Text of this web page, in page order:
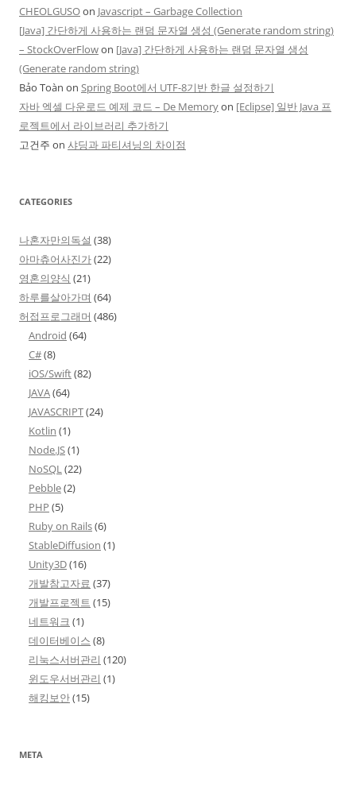
CHEOLGUSOon Javascript – Garbage Collection
[Java] 간단하게 사용하는 랜덤 문자열 생성 (Generate random string)
– StockOverFlowon [Java] 간단하게 사용하는 랜덤 문자열 생성
(Generate random string)
Bảo Toàn on Spring Boot에서 UTF-8기반 한글 설정하기
자바 엑셀 다운로드 예제 코드 – De Memoryon [Eclipse] 일반 Java 프
로젝트에서 라이브러리 추가하기
고건주 on 샤딩과 파티셔닝의 차이점
CATEGORIES
나혼자만의독설 (38)
아마츄어사진가(22)
영혼의양식 (21)
하루를살아가며 (64)
허접프로그래머 (486)
Android (64)
C#(8)
iOS/Swift(82)
JAVA(64)
JAVASCRIPT(24)
Kotlin (1)
Node.JS(1)
NoSQL(22)
Pebble(2)
PHP (5)
Ruby on Rails(6)
StableDiffusion (1)
Unity3D(16)
개발참고자료 (37)
개발프로젝트 (15)
네트워크 (1)
데이터베이스 (8)
리눅스서버관리 (120)
윈도우서버관리 (1)
해킹보안(15)
META